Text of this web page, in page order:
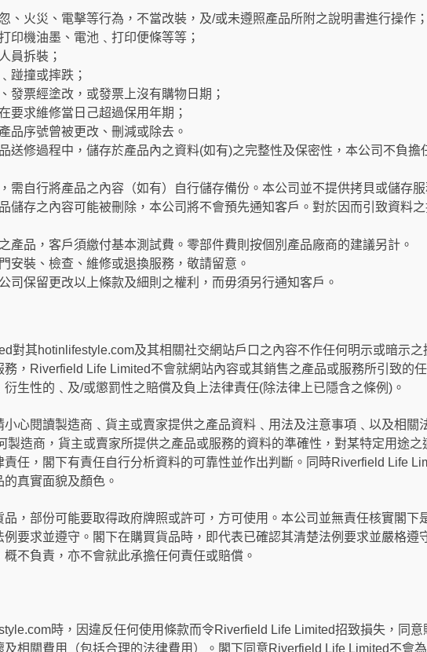
、火災、電擊等行為，不當改裝，及/或未遵照產品所附之說明書進行操作；
印機油墨、電池﹑打印便條等等；
員拆裝；
踫撞或摔跌；
發票經塗改，或發票上沒有購物日期；
要求維修當日己超過保用年期；
品序號曾被更改、刪減或除去。
送修過程中，儲存於產品內之資料(如有)之完整性及保密性，本公司不負擔
需自行將產品之內容（如有）自行儲存備份。本公司並不提供拷貝或儲存服
儲存之內容可能被刪除，本公司將不會預先通知客戶。對於因而引致資料
產品，客戶須繳付基本測試費。零部件費則按個別產品廠商的建議另計。
安裝、檢查、維修或退換服務，敬請留意。
司保留更改以上條款及細則之權利，而毋須另行通知客戶。
對其hotinlifestyle.com及其相關社交網站戶口之內容不作任何明示或暗示
務，Riverfield Life Limited不會就網站內容或其銷售之產品或服務所引致的
生性的﹑及/或懲罰性之賠償及負上法律責任(除法律上已隱含之條例)。
小心閱讀製造商﹑貨主或賣家提供之產品資料﹑用法及注意事項﹑以及相關
製造商，貨主或賣家所提供之產品或服務的資料的準確性，對某特定用途
責任，閣下有責任自行分析資料的可靠性並作出判斷。同時Riverfield Life
真實面貌及顏色。
，部份可能要取得政府牌照或許可，方可使用。本公司並無責任核實閣下
例要求並遵守。閣下在購買貨品時，即代表已確認其清楚法例要求並嚴格遵
不負責，亦不會就此承擔任何責任或賠償。
時，因違反任何使用條款而令Riverfield Life Limited招致損失，同
及相關費用（包括合理的法律費用）。閣下同意Riverfield Life Limited不會